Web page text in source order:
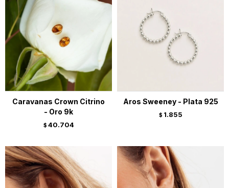
Caravanas Crown Citrino
- Oro 9k
$ 40.704
Aros Sweeney - Plata 925
$ 1.855